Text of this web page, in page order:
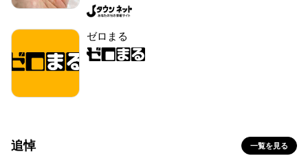
ゼロまる
追悼 一覧を見る